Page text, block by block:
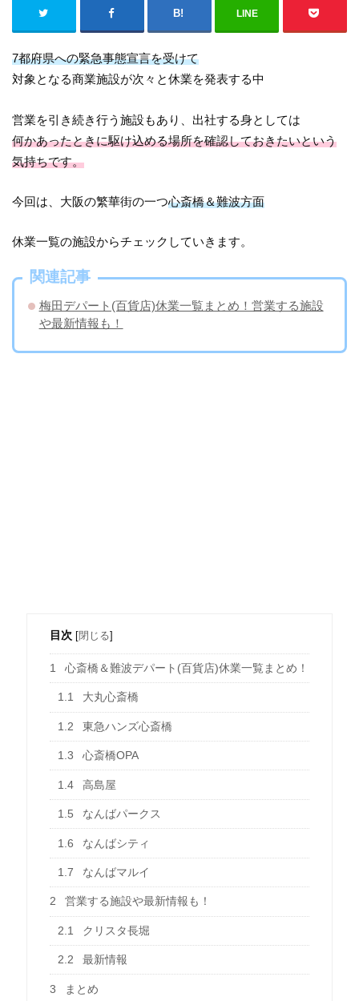
LINE
7都府県への緊急事態宣言を受けて
対象となる商業施設が次々と休業を発表する中
営業を引き続き行う施設もあり、出社する身としては
何かあったときに駆け込める場所を確認しておきたいという
気持ちです。
今回は、大阪の繁華街の一つ心斎橋＆難波方面
休業一覧の施設からチェックしていきます。
関連記事
梅田デパート(百貨店)休業一覧まとめ！営業する施設
や最新情報も！
目次 [閉じる]
1 心斎橋＆難波デパート(百貨店)休業一覧まとめ！
1.1 大丸心斎橋
1.2 東急ハンズ心斎橋
1.3 心斎橋OPA
1.4 高島屋
1.5 なんばパークス
1.6 なんばシティ
1.7 なんばマルイ
2 営業する施設や最新情報も！
2.1 クリスタ長堀
2.2 最新情報
3 まとめ